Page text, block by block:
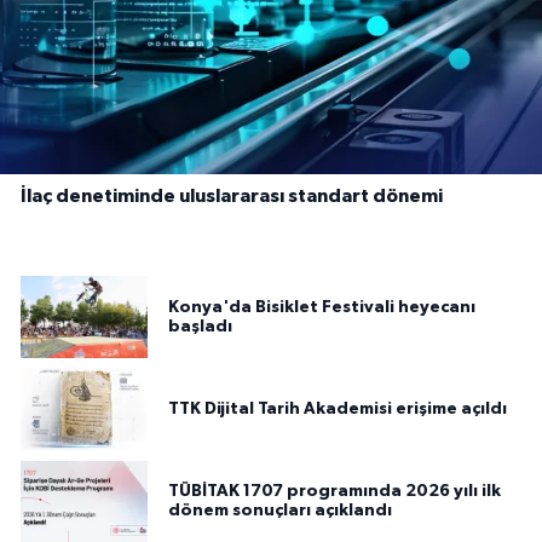
İlaç denetiminde uluslararası standart dönemi
Konya'da Bisiklet Festivali heyecanı
başladı
TTK Dijital Tarih Akademisi erişime açıldı
TÜBİTAK 1707 programında 2026 yılı ilk
dönem sonuçları açıklandı